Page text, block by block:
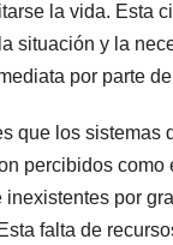
la vida. Esta
situación y la
por parte
que los sistemas
percibidos como
inexistentes por
falta de